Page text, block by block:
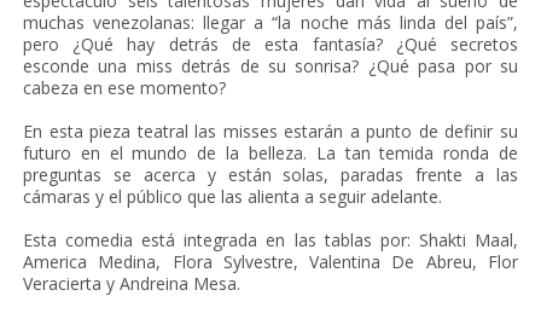
muchas venezolanas: llegar a “la noche más linda del país”,
pero ¿Qué hay detrás de esta fantasía? ¿Qué secretos
esconde una miss detrás de su sonrisa? ¿Qué pasa por su
cabeza en ese momento?
En esta pieza teatral las misses estarán a punto de definir su
futuro en el mundo de la belleza. La tan temida ronda de
preguntas se acerca y están solas, paradas frente a las
cámaras y el público que las alienta a seguir adelante.
Esta comedia está integrada en las tablas por: Shakti Maal,
America Medina, Flora Sylvestre, Valentina De Abreu, Flor
Veracierta y Andreina Mesa.